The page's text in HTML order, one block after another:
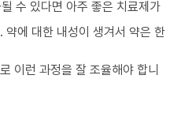
수 있다면 아주 좋은 치료제가
약에 대한 내성이 생겨서 약은 한
이런 과정을 잘 조율해야 합니